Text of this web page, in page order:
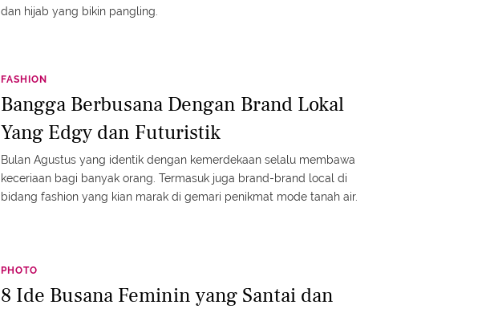
dan hijab yang bikin pangling.
FASHION
Bangga Berbusana Dengan Brand Lokal
Yang Edgy dan Futuristik
Bulan Agustus yang identik dengan kemerdekaan selalu membawa
keceriaan bagi banyak orang. Termasuk juga brand-brand local di
bidang fashion yang kian marak di gemari penikmat mode tanah air.
PHOTO
8 Ide Busana Feminin yang Santai dan